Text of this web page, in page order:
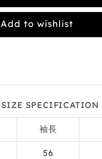
Add to wishlist
SIZE SPECIFICATION
袖長
56